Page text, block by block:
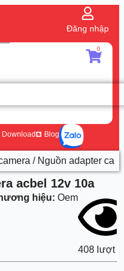
Đăng nhập
0
Download Blog
/ Nguồn adapter
acbel 12v 10a
hiệu: Oem
408 lượt